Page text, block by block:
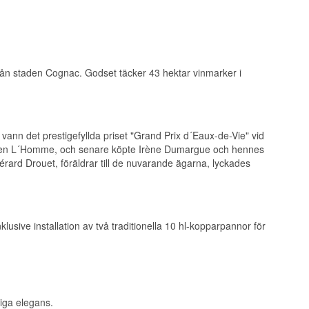
som helst bör
vara mer än
Franc,
en väldigt
I båda fallen
till
Pineau des
rosé - som har
från
staden Cognac. Godset täcker 43 hektar vinmarker i
det prestigefyllda priset "Grand Prix d´Eaux-de-Vie" vid
L´Homme, och senare köpte Irène Dumargue och hennes
Drouet, föräldrar till de nuvarande ägarna, lyckades
installation av två traditionella 10 hl-kopparpannor för
elegans.